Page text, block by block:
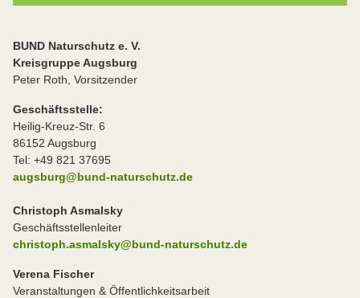
BUND Naturschutz e. V.
Kreisgruppe Augsburg
Peter Roth, Vorsitzender
Geschäftsstelle:
Heilig-Kreuz-Str. 6
86152 Augsburg
Tel: +49 821 37695
augsburg@bund-naturschutz.de
Christoph Asmalsky
Geschäftsstellenleiter
christoph.asmalsky@bund-naturschutz.de
Verena Fischer
Veranstaltungen & Öffentlichkeitsarbeit